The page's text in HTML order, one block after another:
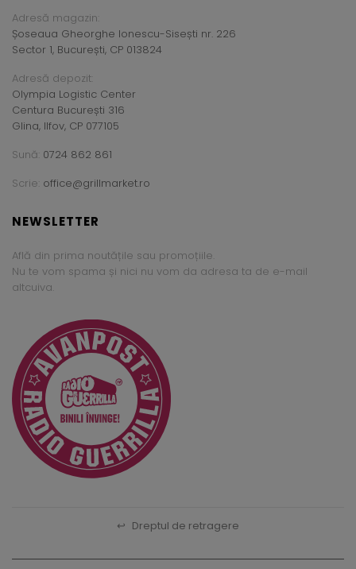
Adresă magazin:
Șoseaua Gheorghe Ionescu-Sisești nr. 226
Sector 1, București, CP 013824
Adresă depozit:
Olympia Logistic Center
Centura București 316
Glina, Ilfov, CP 077105
Sună: 0724 862 861
Scrie: office@grillmarket.ro
NEWSLETTER
Află din prima noutățile sau promoțiile.
Nu te vom spama și nici nu vom da adresa ta de e-mail
altcuiva.
↩ Dreptul de retragere